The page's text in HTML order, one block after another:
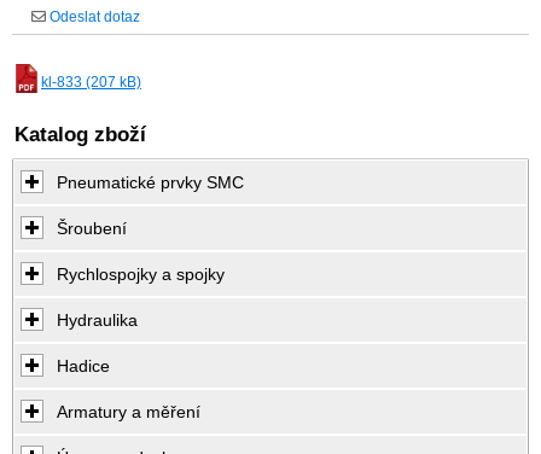
Odeslat dotaz
kl-833 (207 kB)
Katalog zboží
Pneumatické prvky SMC
Šroubení
Rychlospojky a spojky
Hydraulika
Hadice
Armatury a měření